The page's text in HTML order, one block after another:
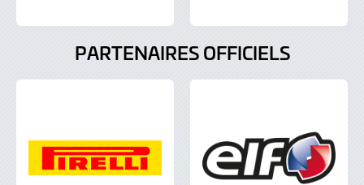
PARTENAIRES OFFICIELS